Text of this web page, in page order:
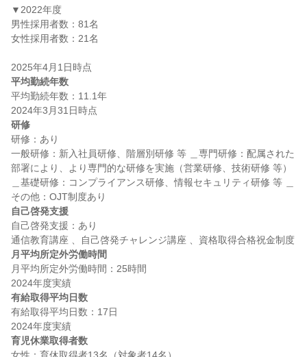
▼2022年度
男性採用者数：81名
女性採用者数：21名
平均勤続年数
平均勤続年数：11.1年
研修
研修：あり
一般研修：新入社員研修、階層別研修 等 ＿専門研修：配属された
部署により、より専門的な研修を実施（営業研修、技術研修 等）
＿基礎研修：コンプライアンス研修、情報セキュリティ研修 等 ＿
自己啓発支援
自己啓発支援：あり
月平均所定外労働時間
月平均所定外労働時間：25時間
有給取得平均日数
有給取得平均日数：17日
育児休業取得者数